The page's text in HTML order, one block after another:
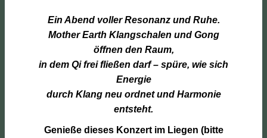
Ein Abend voller Resonanz und Ruhe.
Mother Earth Klangschalen und Gong
öffnen den Raum,
in dem Qi frei fließen darf – spüre, wie sich
Energie
durch Klang neu ordnet und Harmonie
entsteht.
Genieße dieses Konzert im Liegen (bitte